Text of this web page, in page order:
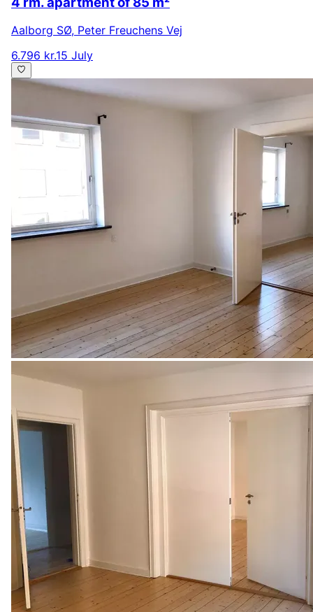
Aalborg SØ, Peter Freuchens Vej
6.796 kr.15 July